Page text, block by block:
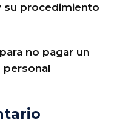
su procedimiento
no pagar un
personal